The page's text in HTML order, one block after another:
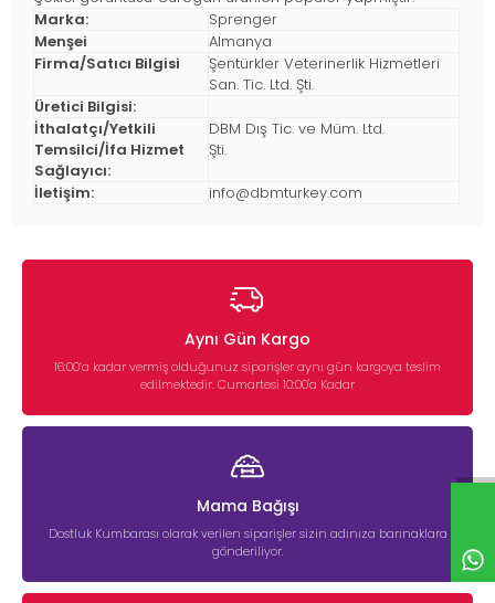
Marka:
Sprenger
Menşei
Almanya
Firma/Satıcı Bilgisi
Şentürkler Veterinerlik Hizmetleri
San. Tic. Ltd. Şti.
Üretici Bilgisi:
İthalatçı/Yetkili
Temsilci/İfa Hizmet
Sağlayıcı:
DBM Dış Tic. ve Müm. Ltd.
Şti.
İletişim: info@dbmturkey.com
Aynı Gün Kargo
16:00’a kadar vermiş olduğunuz siparişler aynı gün kargoya teslim
edilmektedir. Cumartesi 10:00'a Kadar
Mama Bağışı
Dostluk Kumbarası olarak verilen siparişler sizin adınıza barınaklara
gönderiliyor.